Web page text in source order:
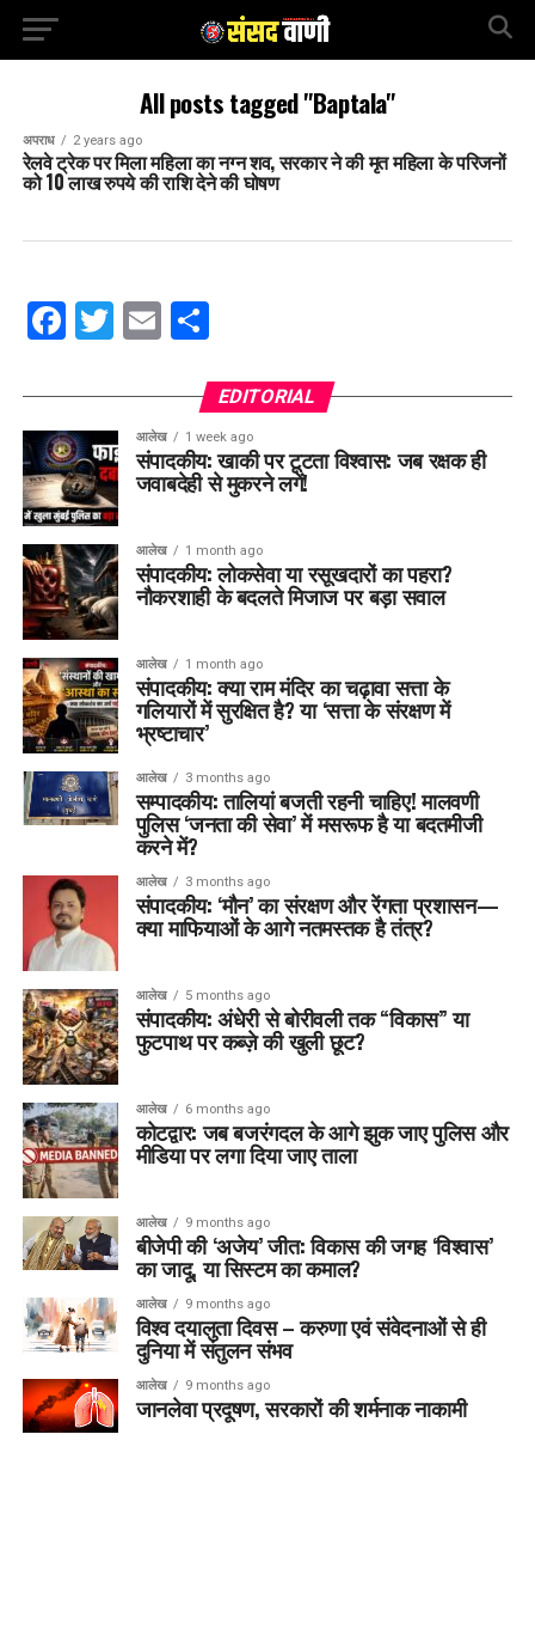
All posts tagged "Baptala"
अपराध 2 years ago
रेलवे ट्रेक पर मिला महिला का नग्न शव, सरकार ने की मृत महिला के परिजनों
को 10 लाख रुपये की राशि देने की घोषण
Facebook
Twitter
EmailShare
EDITORIAL
आलेख 1 week ago
संपादकीय: खाकी पर टूटता विश्वास: जब रक्षक ही
जवाबदेही से मुकरने लगें!
आलेख 1 month ago
संपादकीय: लोकसेवा या रसूखदारों का पहरा?
नौकरशाही के बदलते मिजाज पर बड़ा सवाल
आलेख 1 month ago
संपादकीय: क्या राम मंदिर का चढ़ावा सत्ता के
गलियारों में सुरक्षित है? या ‘सत्ता के संरक्षण में
भ्रष्टाचार’
आलेख 3 months ago
सम्पादकीय: तालियां बजती रहनी चाहिए! मालवणी
पुलिस ‘जनता की सेवा’ में मसरूफ है या बदतमीजी
करने में?
आलेख 3 months ago
संपादकीय: ‘मौन’ का संरक्षण और रेंगता प्रशासन—
क्या माफियाओं के आगे नतमस्तक है तंत्र?
आलेख 5 months ago
संपादकीय: अंधेरी से बोरीवली तक “विकास” या
फुटपाथ पर कब्ज़े की खुली छूट?
आलेख 6 months ago
कोटद्वार: जब बजरंगदल के आगे झुक जाए पुलिस और
मीडिया पर लगा दिया जाए ताला
आलेख 9 months ago
बीजेपी की ‘अजेय’ जीत: विकास की जगह ‘विश्वास’
का जादू, या सिस्टम का कमाल?
आलेख 9 months ago
विश्व दयालुता दिवस – करुणा एवं संवेदनाओं से ही
दुनिया में संतुलन संभव
आलेख 9 months ago
जानलेवा प्रदूषण, सरकारों की शर्मनाक नाकामी